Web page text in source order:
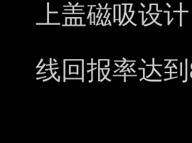
上盖磁吸设
线回报率达